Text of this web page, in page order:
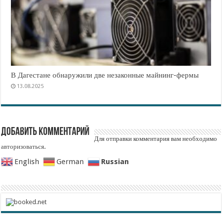
В Дагестане обнаружили две незаконные майнинг-фермы
13.08.2025
Добавить комментарий
Для отправки комментария вам необходимо
авторизоваться.
English German Russian